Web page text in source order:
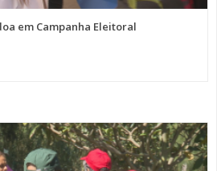
em Campanha Eleitoral